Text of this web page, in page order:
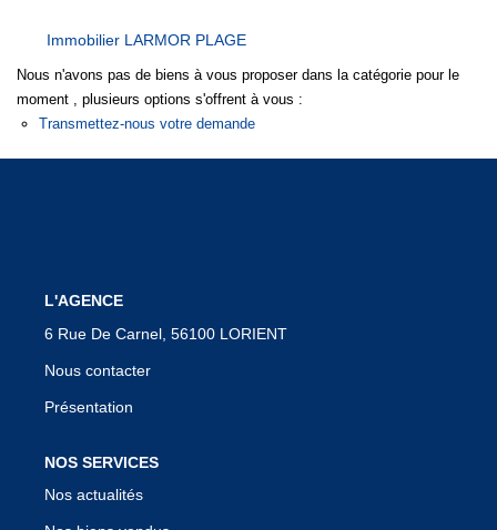
Nous Rejoindre
Immobilier LARMOR PLAGE
Nous n'avons pas de biens à vous proposer dans la catégorie pour le
moment , plusieurs options s'offrent à vous :
Transmettez-nous votre demande
L'AGENCE
6 Rue De Carnel, 56100 LORIENT
Nous contacter
Présentation
NOS SERVICES
Nos actualités